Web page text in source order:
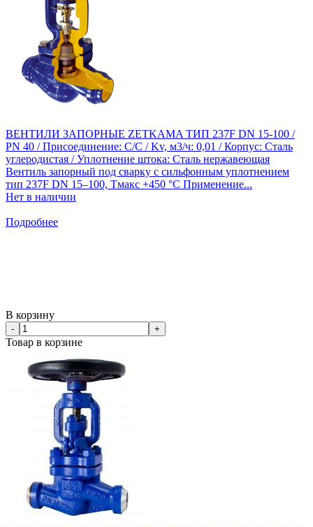
ВЕНТИЛИ ЗАПОРНЫЕ ZETKAMA ТИП 237F DN 15-100 /
PN 40 / Присоединение: С/С / Kv, м3/ч: 0,01 / Корпус: Сталь
углеродистая / Уплотнение штока: Сталь нержавеющая
Вентиль запорный под сварку с сильфонным уплотнением
тип 237F DN 15–100, Тмакс +450 °С Применение...
Нет в наличии
Подробнее
В корзину
- +
Товар в корзине